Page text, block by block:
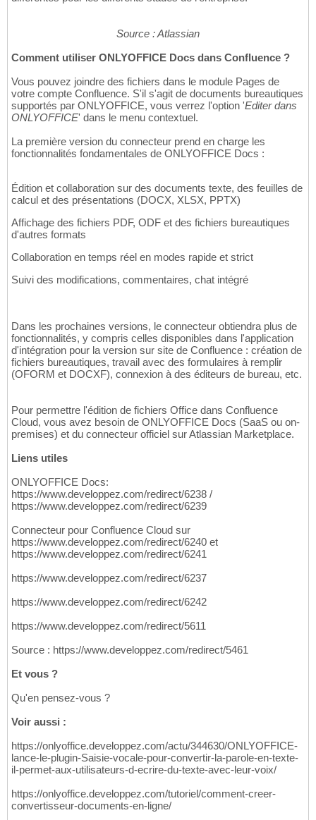
Source : Atlassian
Comment utiliser ONLYOFFICE Docs dans Confluence ?
Vous pouvez joindre des fichiers dans le module Pages de
votre compte Confluence. S'il s'agit de documents bureautiques
supportés par ONLYOFFICE, vous verrez l'option 'Editer dans
ONLYOFFICE' dans le menu contextuel.
La première version du connecteur prend en charge les
fonctionnalités fondamentales de ONLYOFFICE Docs :
Édition et collaboration sur des documents texte, des feuilles de
calcul et des présentations (DOCX, XLSX, PPTX)
Affichage des fichiers PDF, ODF et des fichiers bureautiques
d'autres formats
Collaboration en temps réel en modes rapide et strict
Suivi des modifications, commentaires, chat intégré
Dans les prochaines versions, le connecteur obtiendra plus de
fonctionnalités, y compris celles disponibles dans l'application
d'intégration pour la version sur site de Confluence : création de
fichiers bureautiques, travail avec des formulaires à remplir
(OFORM et DOCXF), connexion à des éditeurs de bureau, etc.
Pour permettre l'édition de fichiers Office dans Confluence
Cloud, vous avez besoin de ONLYOFFICE Docs (SaaS ou on-
premises) et du connecteur officiel sur Atlassian Marketplace.
Liens utiles
ONLYOFFICE Docs:
https://www.developpez.com/redirect/6238 /
https://www.developpez.com/redirect/6239
Connecteur pour Confluence Cloud sur
https://www.developpez.com/redirect/6240 et
https://www.developpez.com/redirect/6241
https://www.developpez.com/redirect/6237
https://www.developpez.com/redirect/6242
https://www.developpez.com/redirect/5611
Source : https://www.developpez.com/redirect/5461
Et vous ?
Qu'en pensez-vous ?
Voir aussi :
https://onlyoffice.developpez.com/actu/344630/ONLYOFFICE-
lance-le-plugin-Saisie-vocale-pour-convertir-la-parole-en-texte-
il-permet-aux-utilisateurs-d-ecrire-du-texte-avec-leur-voix/
https://onlyoffice.developpez.com/tutoriel/comment-creer-
convertisseur-documents-en-ligne/